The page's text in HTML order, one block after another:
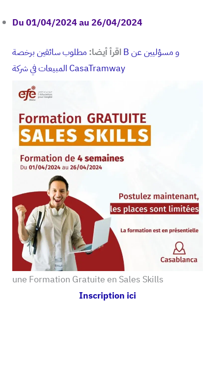
Du 01/04/2024 au 26/04/2024
اقرأ أيضا: مطلوب سائقين برخصة B و مسؤليين عن
المبيعات في شركة CasaTramway
une Formation Gratuite en Sales Skills
Inscription ici